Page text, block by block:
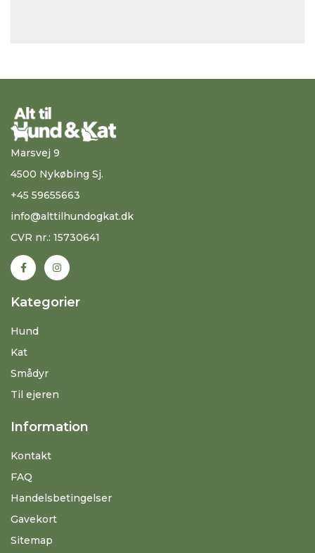
Marsvej 9
4500 Nykøbing Sj.
+45 59655663
info@alttilhundogkat.dk
CVR nr.: 15730641
Kategorier
Hund
Kat
Smådyr
Til ejeren
Information
Kontakt
FAQ
Handelsbetingelser
Gavekort
Sitemap